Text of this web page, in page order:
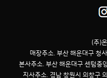
(주)
매장주소. 부산 해운대구 청
본사주소. 부산 해운대구 센텀
지사주소. 경남 창원시 의창구